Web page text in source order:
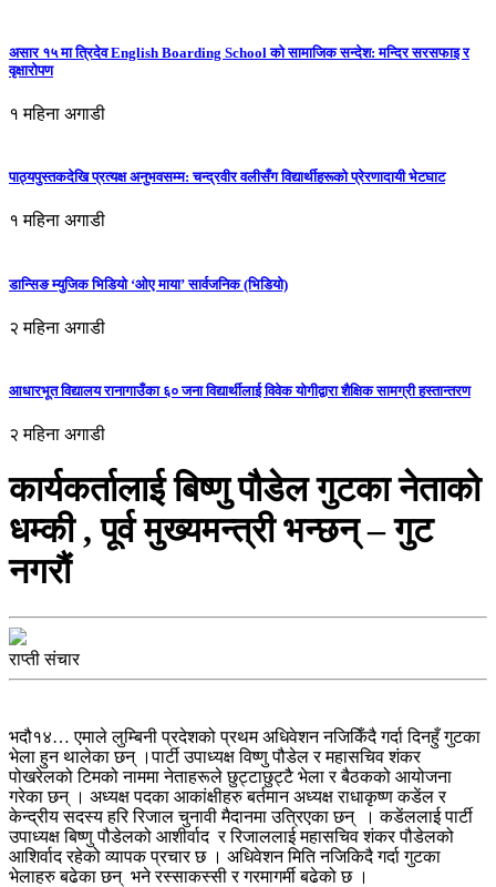
असार १५ मा त्रिदेव English Boarding School को सामाजिक सन्देश: मन्दिर सरसफाइ र
वृक्षारोपण
१ महिना अगाडी
पाठ्यपुस्तकदेखि प्रत्यक्ष अनुभवसम्म: चन्द्रवीर वलीसँग विद्यार्थीहरूको प्रेरणादायी भेटघाट
१ महिना अगाडी
डान्सिङ म्युजिक भिडियो ‘ओए माया’ सार्वजनिक (भिडियो)
२ महिना अगाडी
आधारभूत विद्यालय रानागाउँका ६० जना विद्यार्थीलाई विवेक योगीद्वारा शैक्षिक सामग्री हस्तान्तरण
२ महिना अगाडी
कार्यकर्तालाई बिष्णु पौडेल गुटका नेताको
धम्की , पूर्व मुख्यमन्त्री भन्छन् – गुट
नगरौं
राप्ती संचार
भदौ१४… एमाले लुम्बिनी प्रदेशको प्रथम अधिवेशन नजिकिँदै गर्दा दिनहुँ गुटका
भेला हुन थालेका छन् ।पार्टी उपाध्यक्ष विष्णु पौडेल र महासचिव शंकर
पोखरेलको टिमको नाममा नेताहरूले छुट्टाछुट्टै भेला र बैठकको आयोजना
गरेका छन् । अध्यक्ष पदका आकांक्षीहरु बर्तमान अध्यक्ष राधाकृष्ण कडेंल र
केन्द्रीय सदस्य हरि रिजाल चुनावी मैदानमा उत्रिएका छन् । कडेंललाई पार्टी
उपाध्यक्ष बिष्णु पौडेलको आशीर्वाद र रिजाललाई महासचिव शंकर पौडेलको
आशिर्वाद रहेको व्यापक प्रचार छ । अधिवेशन मिति नजिकिदै गर्दा गुटका
भेलाहरु बढेका छन् भने रस्साकस्सी र गरमागर्मी बढेको छ ।